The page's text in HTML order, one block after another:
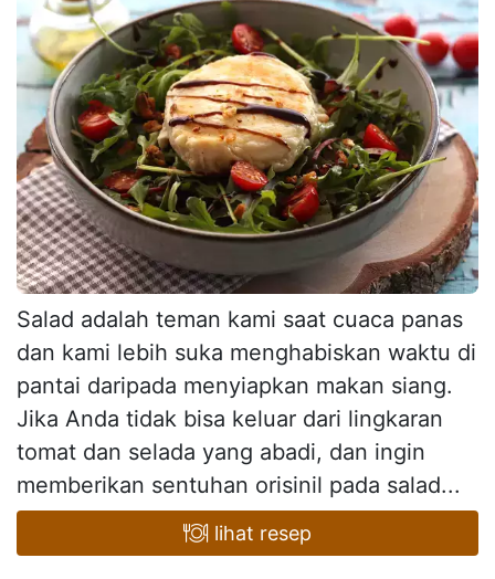
Salad adalah teman kami saat cuaca panas
dan kami lebih suka menghabiskan waktu di
pantai daripada menyiapkan makan siang.
Jika Anda tidak bisa keluar dari lingkaran
tomat dan selada yang abadi, dan ingin
memberikan sentuhan orisinil pada salad...
lihat resep